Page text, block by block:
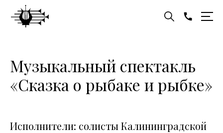
Музыкальный спектакль
«Сказка о рыбаке и рыбке»
Исполнители: солисты Калининградской